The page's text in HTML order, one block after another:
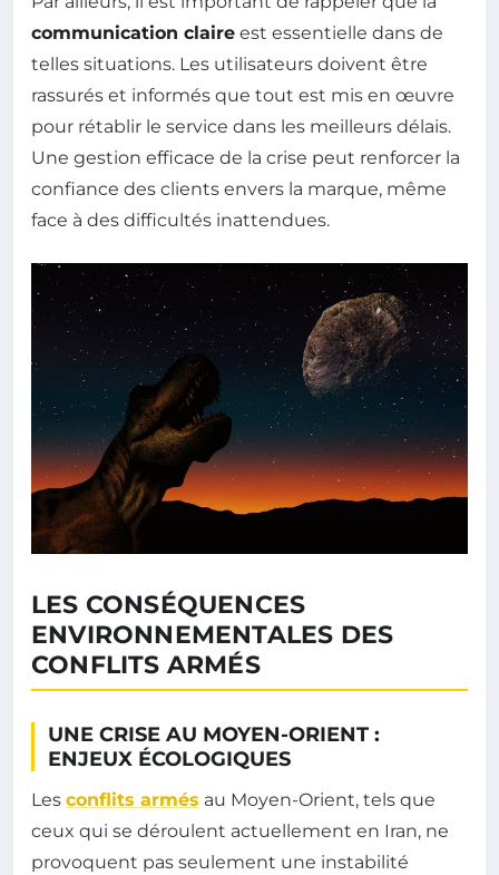
communication claire est essentielle dans de
telles situations. Les utilisateurs doivent être
rassurés et informés que tout est mis en œuvre
pour rétablir le service dans les meilleurs délais.
Une gestion efficace de la crise peut renforcer la
confiance des clients envers la marque, même
face à des difficultés inattendues.
LES CONSÉQUENCES
ENVIRONNEMENTALES DES
CONFLITS ARMÉS
UNE CRISE AU MOYEN-ORIENT :
ENJEUX ÉCOLOGIQUES
Les conflits armés au Moyen-Orient, tels que
ceux qui se déroulent actuellement en Iran, ne
provoquent pas seulement une instabilité